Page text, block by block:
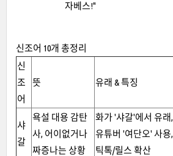
자베스!"
신조어 10개 총정리
신
조
어
뜻 유래 & 특징
샤
갈
욕설 대용 감탄
사, 어이없거나
짜증나는 상황
화가 '샤갈'에서 유래,
유튜버 '여단오' 사용,
틱톡/릴스 확산